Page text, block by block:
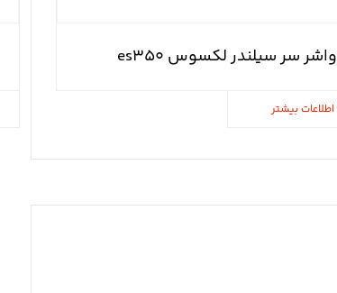
واشر سر سیلندر لکسوس es۳۵۰
اطلاعات بیشتر